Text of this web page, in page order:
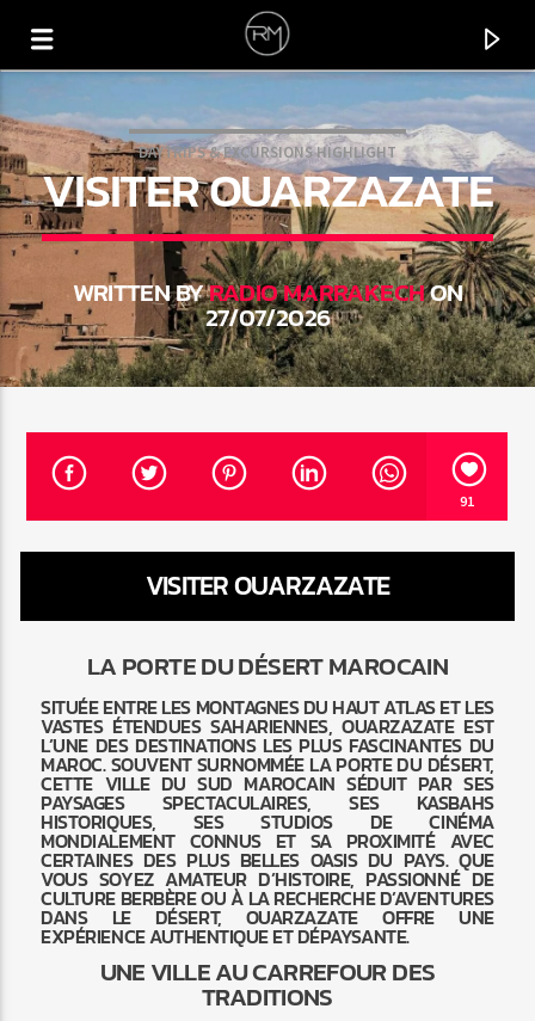
CURRENT TRACK
HOLA
ORTTEGA COL & GROOVN
Radio Marrakech
DAYTRIPS & EXCURSIONS HIGHLIGHT
VISITER OUARZAZATE
WRITTEN BYRADIO MARRAKECHON
27/07/2026
91
VISITER OUARZAZATE
LA PORTE DU DÉSERT MAROCAIN
SITUÉE ENTRE LES MONTAGNES DU HAUT ATLAS ET LES
VASTES ÉTENDUES SAHARIENNES, OUARZAZATE EST
L’UNE DES DESTINATIONS LES PLUS FASCINANTES DU
MAROC. SOUVENT SURNOMMÉE LA PORTE DU DÉSERT,
CETTE VILLE DU SUD MAROCAIN SÉDUIT PAR SES
PAYSAGES SPECTACULAIRES, SES KASBAHS
HISTORIQUES, SES STUDIOS DE CINÉMA
MONDIALEMENT CONNUS ET SA PROXIMITÉ AVEC
CERTAINES DES PLUS BELLES OASIS DU PAYS. QUE
VOUS SOYEZ AMATEUR D’HISTOIRE, PASSIONNÉ DE
CULTURE BERBÈRE OU À LA RECHERCHE D’AVENTURES
DANS LE DÉSERT, OUARZAZATE OFFRE UNE
EXPÉRIENCE AUTHENTIQUE ET DÉPAYSANTE.
UNE VILLE AU CARREFOUR DES
TRADITIONS